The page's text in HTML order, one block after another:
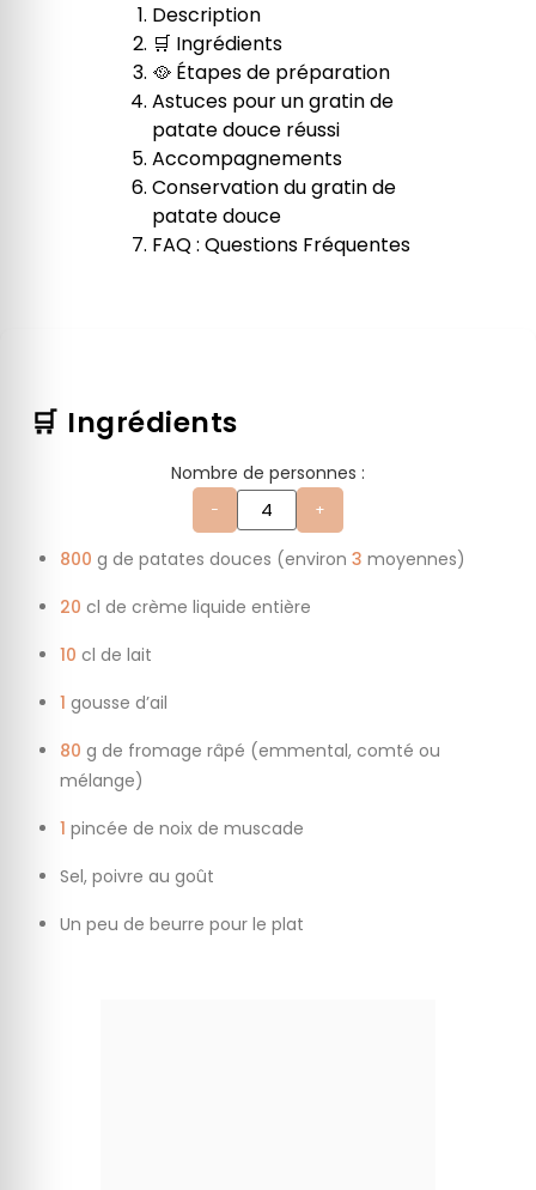
Description
🛒 Ingrédients
🥘 Étapes de préparation
Astuces pour un gratin de
patate douce réussi
Accompagnements
Conservation du gratin de
patate douce
FAQ : Questions Fréquentes
🛒 Ingrédients
Nombre de personnes :
− +
800 g de patates douces (environ 3 moyennes)
20 cl de crème liquide entière
10 cl de lait
1 gousse d’ail
80 g de fromage râpé (emmental, comté ou
mélange)
1 pincée de noix de muscade
Sel, poivre au goût
Un peu de beurre pour le plat